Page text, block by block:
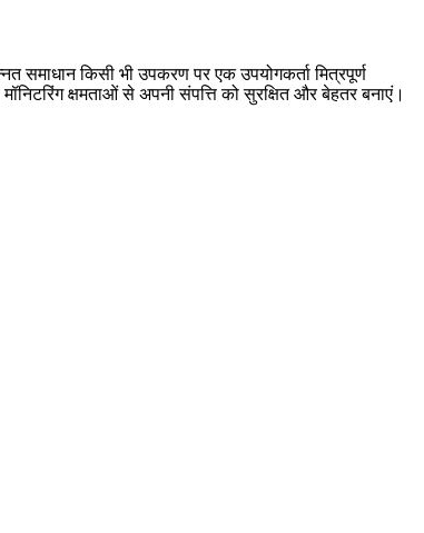
किसी भी उपकरण पर एक उपयोगकर्ता मित्रपूर्ण
क्षमताओं से अपनी संपत्ति को सुरक्षित और बेहतर बनाएं।